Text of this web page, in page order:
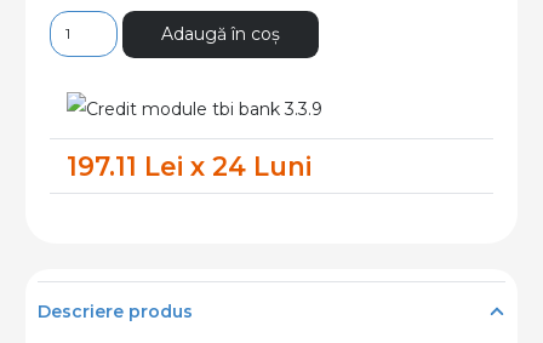
Cantitate
Aparat
Aer
Aux
C
Adaugă în coș
197.11 Lei x 24 Luni
Descriere produs